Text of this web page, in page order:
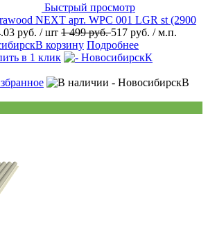
Быстрый просмотр
NEXT арт. WPC 001 LGR st (2900
руб. / шт 1 499 руб.517 руб. / м.п.
В корзину Подробнее
в 1 клик
К
В